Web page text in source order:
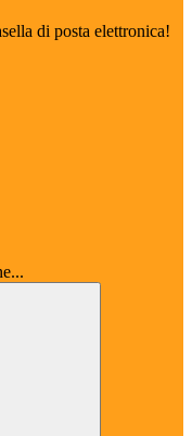
di posta elettronica!